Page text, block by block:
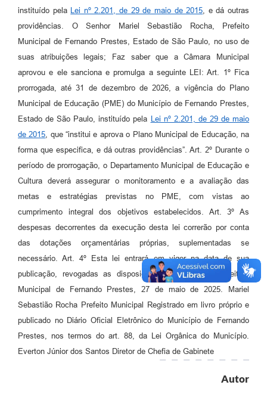
instituído pela Lei nº 2.201, de 29 de maio de 2015 , e dá outras
providências. O Senhor Mariel Sebastião Rocha, Prefeito
Municipal de Fernando Prestes, Estado de São Paulo, no uso de
suas atribuições legais; Faz saber que a Câmara Municipal
aprovou e ele sanciona e promulga a seguinte LEI: Art. 1º Fica
prorrogada, até 31 de dezembro de 2026, a vigência do Plano
Municipal de Educação (PME) do Município de Fernando Prestes,
Estado de São Paulo, instituído pela Lei nº 2.201, de 29 de maio
de 2015 , que “institui e aprova o Plano Municipal de Educação, na
forma que especifica, e dá outras providências”. Art. 2º Durante o
período de prorrogação, o Departamento Municipal de Educação e
Cultura deverá assegurar o monitoramento e a avaliação das
metas e estratégias previstas no PME, com vistas ao
cumprimento integral dos objetivos estabelecidos. Art. 3º As
despesas decorrentes da execução desta lei correrão por conta
das dotações orçamentárias próprias, suplementadas se
necessário. Art. 4º Esta lei entrará em vigor na data de sua
publicação, revogadas as disposições em contrário. Prefeitura
Municipal de Fernando Prestes, 27 de maio de 2025. Mariel
Sebastião Rocha Prefeito Municipal Registrado em livro próprio e
publicado no Diário Oficial Eletrônico do Município de Fernando
Prestes, nos termos do art. 88, da Lei Orgânica do Município.
Everton Júnior dos Santos Diretor de Chefia de Gabinete
Autor